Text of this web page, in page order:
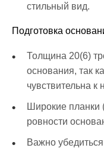
стильный вид.
Подготовка
Толщина 20(6)
основания, так
чувствительна к
Широкие планки
ровности
Важно